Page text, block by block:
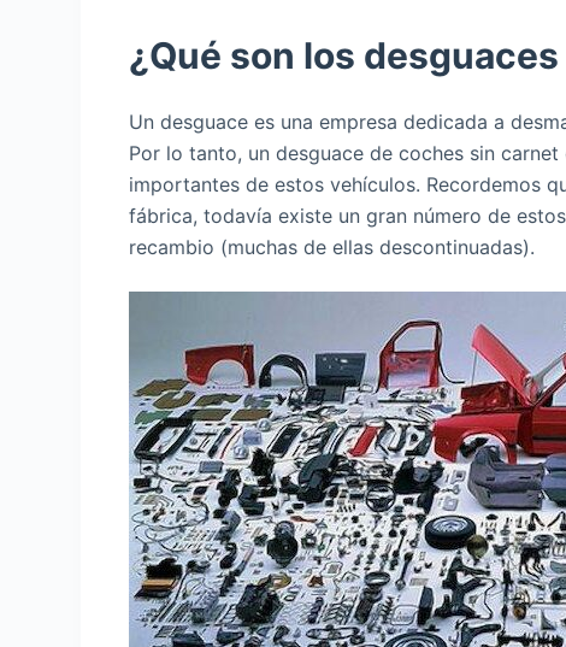
¿Qué son los
Un desguace es una empresa dedicada a
Por lo tanto, un desguace de coches sin
importantes de estos vehículos. Recordemos
fábrica, todavía existe un gran número de
recambio (muchas de ellas descontinuadas).